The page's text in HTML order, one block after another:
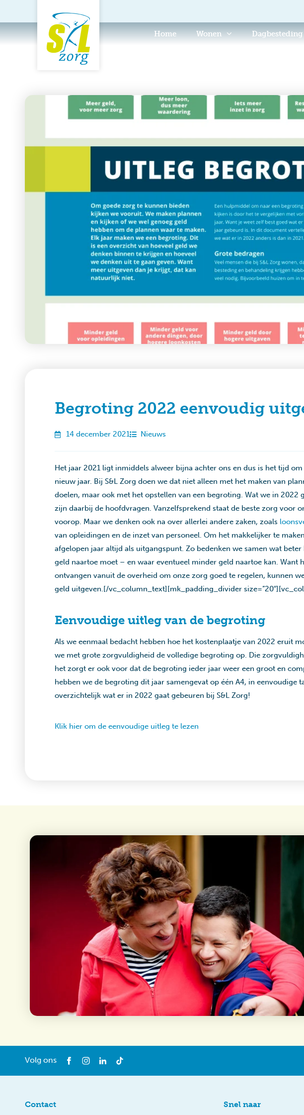
Home Wonen Dagbesteding
Begroting 2022 eenvoudig
14 december 2021 Nieuws
Het jaar 2021 ligt inmiddels alweer bijna achter ons en dus is het tijd
nieuw jaar. Bij S&L Zorg doen we dat niet alleen met het maken van
doelen, maar ook met het opstellen van een begroting. Wat we in 2022
zijn daarbij de hoofdvragen. Vanzelfsprekend staat de beste zorg voor
voorop. Maar we denken ook na over allerlei andere zaken, zoals
van opleidingen en de inzet van personeel. Om het makkelijker te
afgelopen jaar altijd als uitgangspunt. Zo bedenken we samen wat
geld naartoe moet – en waar eventueel minder geld naartoe kan. Want
ontvangen vanuit de overheid om onze zorg goed te regelen, kunnen
geld uitgeven.[/vc_column_text][mk_padding_divider
Eenvoudige uitleg van de begroting
Als we eenmaal bedacht hebben hoe het kostenplaatje van 2022 eruit
we met grote zorgvuldigheid de volledige begroting op. Die
het zorgt er ook voor dat de begroting ieder jaar weer een groot en
hebben we de begroting dit jaar samengevat op één A4, in eenvoudige
overzichtelijk wat er in 2022 gaat gebeuren bij S&L Zorg!
Klik hier om de eenvoudige uitleg te lezen
Volg ons
Contact Snel naar